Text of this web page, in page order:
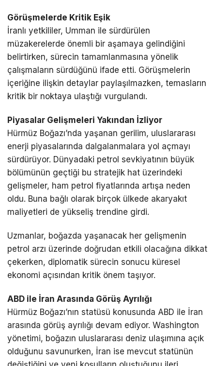
Görüşmelerde Kritik Eşik
İranlı yetkililer, Umman ile sürdürülen
müzakerelerde önemli bir aşamaya gelindiğini
belirtirken, sürecin tamamlanmasına yönelik
çalışmaların sürdüğünü ifade etti. Görüşmelerin
içeriğine ilişkin detaylar paylaşılmazken, temasların
kritik bir noktaya ulaştığı vurgulandı.
Piyasalar Gelişmeleri Yakından İzliyor
Hürmüz Boğazı’nda yaşanan gerilim, uluslararası
enerji piyasalarında dalgalanmalara yol açmayı
sürdürüyor. Dünyadaki petrol sevkiyatının büyük
bölümünün geçtiği bu stratejik hat üzerindeki
gelişmeler, ham petrol fiyatlarında artışa neden
oldu. Buna bağlı olarak birçok ülkede akaryakıt
maliyetleri de yükseliş trendine girdi.
Uzmanlar, boğazda yaşanacak her gelişmenin
petrol arzı üzerinde doğrudan etkili olacağına dikkat
çekerken, diplomatik sürecin sonucu küresel
ekonomi açısından kritik önem taşıyor.
ABD ile İran Arasında Görüş Ayrılığı
Hürmüz Boğazı’nın statüsü konusunda ABD ile İran
arasında görüş ayrılığı devam ediyor. Washington
yönetimi, boğazın uluslararası deniz ulaşımına açık
olduğunu savunurken, İran ise mevcut statünün